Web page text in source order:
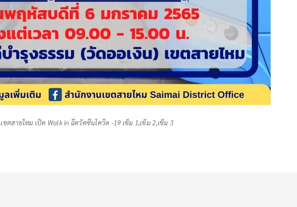
เขตสายไหม เปิด Walk in ฉีดวัคซีนโควิด -19 เข็ม 1,เข็ม 2,เข็ม 3